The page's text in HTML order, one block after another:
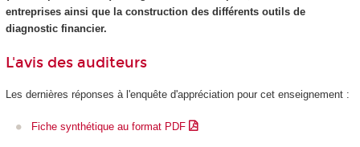
entreprises ainsi que la construction des différents outils de
diagnostic financier.
L'avis des auditeurs
Les dernières réponses à l'enquête d'appréciation pour cet enseignement :
Fiche synthétique au format PDF